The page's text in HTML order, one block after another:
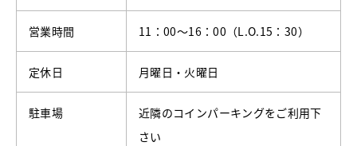
営業時間 11：00～16：00（L.O.15：30）
定休日 月曜日・火曜日
駐車場
近隣のコインパーキングをご利用下
さい